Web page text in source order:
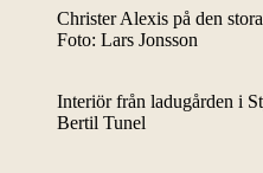
Christer Alexis på den
Foto: Lars Jonsson
Interiör från ladugården i
Bertil Tunel